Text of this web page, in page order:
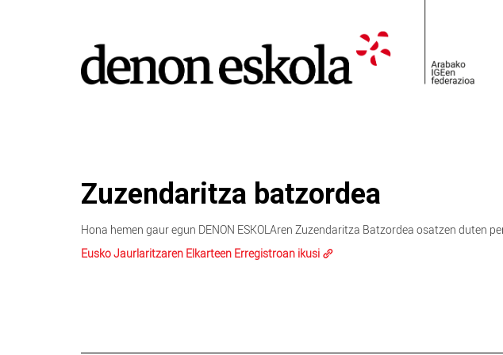
Zuzendaritza batzordea
Hona hemen gaur egun DENON ESKOLAren Zuzendaritza Batzordea osatzen duten
Eusko Jaurlaritzaren Elkarteen Erregistroan ikusi